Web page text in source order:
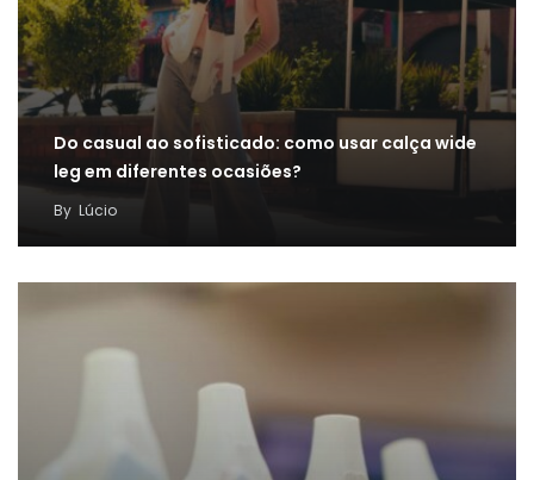
Do casual ao sofisticado: como usar calça wide
leg em diferentes ocasiões?
By Lúcio